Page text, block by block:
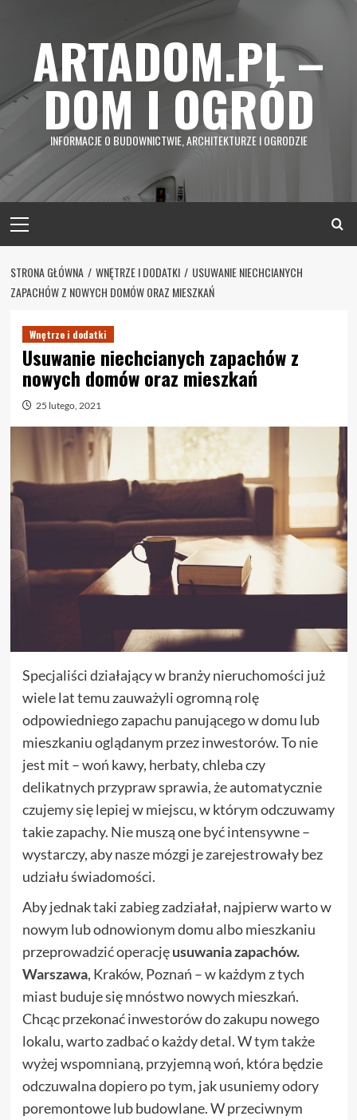
contentARTADOM.PL –
DOM I OGRÓD
INFORMACJE O BUDOWNICTWIE, ARCHITEKTURZE I OGRODZIE
Menu
STRONA GŁÓWNA WNĘTRZE I DODATKI
USUWANIE NIECHCIANYCH
ZAPACHÓW Z NOWYCH DOMÓW ORAZ MIESZKAŃ
Wnętrze i dodatki
Usuwanie niechcianych zapachów z
nowych domów oraz mieszkań
25 lutego, 2021
Specjaliści działający w branży nieruchomości już
wiele lat temu zauważyli ogromną rolę
odpowiedniego zapachu panującego w domu lub
mieszkaniu oglądanym przez inwestorów. To nie
jest mit – woń kawy, herbaty, chleba czy
delikatnych przypraw sprawia, że automatycznie
czujemy się lepiej w miejscu, w którym odczuwamy
takie zapachy. Nie muszą one być intensywne –
wystarczy, aby nasze mózgi je zarejestrowały bez
udziału świadomości.
Aby jednak taki zabieg zadziałał, najpierw warto w
nowym lub odnowionym domu albo mieszkaniu
przeprowadzić operacjęusuwania zapachów.
Warszawa, Kraków, Poznań – w każdym z tych
miast buduje się mnóstwo nowych mieszkań.
Chcąc przekonać inwestorów do zakupu nowego
lokalu, warto zadbać o każdy detal. W tym także
wyżej wspomnianą, przyjemną woń, która będzie
odczuwalna dopiero po tym, jak usuniemy odory
poremontowe lub budowlane. W przeciwnym